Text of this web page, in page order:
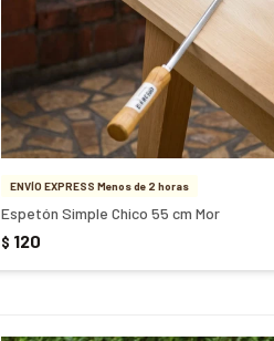
ENVÍO EXPRESS Menos de 2 horas
Espetón Simple Chico 55 cm Mor
$ 120